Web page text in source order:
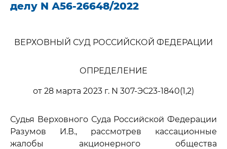
делу N А56-26648/2022
ВЕРХОВНЫЙ СУД РОССИЙСКОЙ ФЕДЕРАЦИИ
ОПРЕДЕЛЕНИЕ
от 28 марта 2023 г. N 307-ЭС23-1840(1,2)
Судья Верховного Суда Российской Федерации
Разумов И.В., рассмотрев кассационные
жалобы акционерного общества